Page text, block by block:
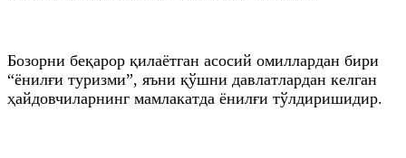
Бозорни беқарор қилаётган асосий омиллардан бири
“ёнилғи туризми”, яъни қўшни давлатлардан келган
ҳайдовчиларнинг мамлакатда ёнилғи тўлдиришидир.